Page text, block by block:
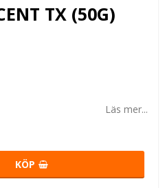
TX (50G)
Läs mer...
KÖP